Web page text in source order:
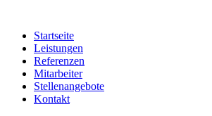
springenStartseite
Leistungen
Referenzen
Mitarbeiter
Stellenangebote
Kontakt